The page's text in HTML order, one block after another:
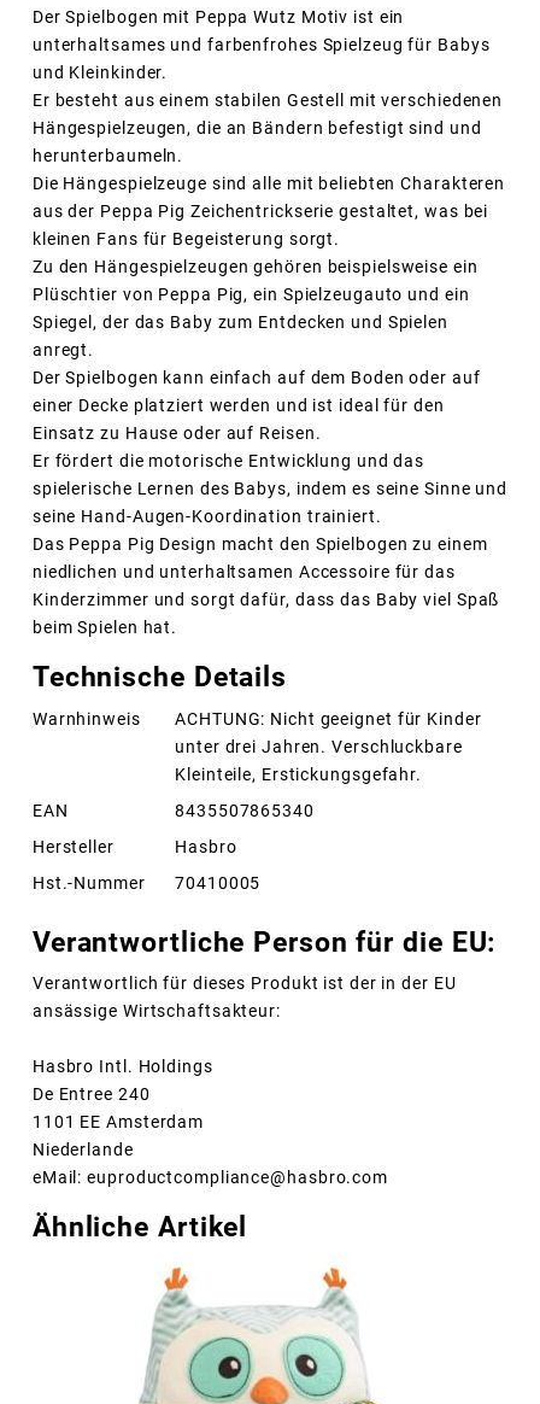
Der Spielbogen mit Peppa Wutz Motiv ist ein
unterhaltsames und farbenfrohes Spielzeug für Babys
und Kleinkinder.
Er besteht aus einem stabilen Gestell mit verschiedenen
Hängespielzeugen, die an Bändern befestigt sind und
herunterbaumeln.
Die Hängespielzeuge sind alle mit beliebten Charakteren
aus der Peppa Pig Zeichentrickserie gestaltet, was bei
kleinen Fans für Begeisterung sorgt.
Zu den Hängespielzeugen gehören beispielsweise ein
Plüschtier von Peppa Pig, ein Spielzeugauto und ein
Spiegel, der das Baby zum Entdecken und Spielen
anregt.
Der Spielbogen kann einfach auf dem Boden oder auf
einer Decke platziert werden und ist ideal für den
Einsatz zu Hause oder auf Reisen.
Er fördert die motorische Entwicklung und das
spielerische Lernen des Babys, indem es seine Sinne und
seine Hand-Augen-Koordination trainiert.
Das Peppa Pig Design macht den Spielbogen zu einem
niedlichen und unterhaltsamen Accessoire für das
Kinderzimmer und sorgt dafür, dass das Baby viel Spaß
beim Spielen hat.
Technische Details
Warnhinweis
ACHTUNG: Nicht geeignet für Kinder
unter drei Jahren. Verschluckbare
Kleinteile, Erstickungsgefahr.
EAN
8435507865340
Hersteller
Hasbro
Hst.-Nummer
70410005
Verantwortliche Person für die EU:
Verantwortlich für dieses Produkt ist der in der EU
ansässige Wirtschaftsakteur:
Hasbro Intl. Holdings
De Entree 240
1101 EE Amsterdam
Niederlande
eMail: euproductcompliance@hasbro.com
Ähnliche Artikel